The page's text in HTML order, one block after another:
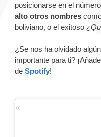
posicionarse en el
alto otros nombres
boliviano, o el exitoso
¿Se nos ha olvidado
importante para ti?
de Spotify!